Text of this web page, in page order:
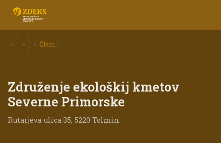
» » » Člani
Združenje ekološkij kmetov
Severne Primorske
Rutarjeva ulica 35, 5220 Tolmin